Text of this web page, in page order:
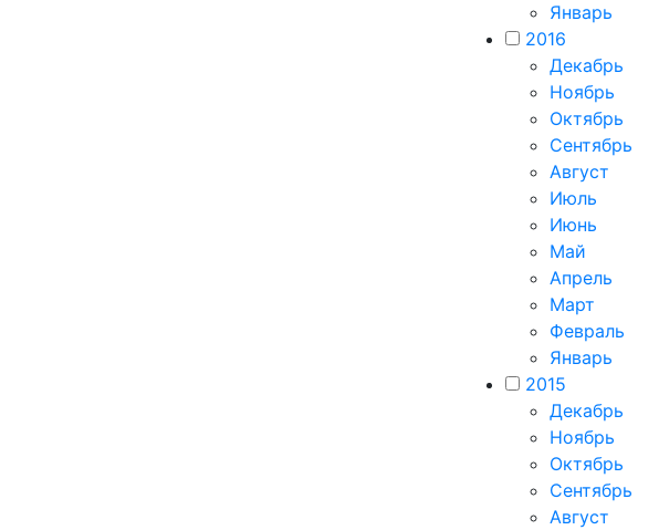
Январь
2016
Декабрь
Ноябрь
Октябрь
Сентябрь
Август
Июль
Июнь
Май
Апрель
Март
Февраль
Январь
2015
Декабрь
Ноябрь
Октябрь
Сентябрь
Август